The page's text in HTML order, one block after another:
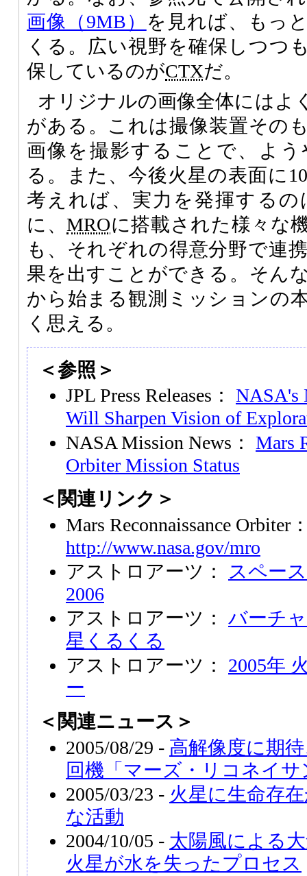
画像（9MB）
を見れば、もっ
くる。広い視野を確保しつつ
保しているのがCTXだ。
オリジナルの画像全体にはよ
がある。これは撮像装置その
画像を撮影することで、よ
る。また、今後火星の表面に
考えれば、実力を発揮する
に、MROに搭載された様々な
も、それぞれの得意分野で連
果を出すことができる。そん
から始まる観測ミッションの
く思える。
＜参照＞
JPL Press Releases： NASA's
Will Sharpen Vision of
NASA Mission News： Mars
Orbiter Mission Status
＜関連リンク＞
Mars Reconnaissance Orbiter
http://www.nasa.gov/mro
アストロアーツ：
スペー
2006
アストロアーツ： バーチ
星くるくる
アストロアーツ： 2005年
ー
＜関連ニュース＞
2005/08/29 - 高解像度に期
回機「マーズ・リコネイ
2005/03/23 - 火星に生命存
な活動
2004/10/05 - 太陽風による
火星が水を失ったプロセス